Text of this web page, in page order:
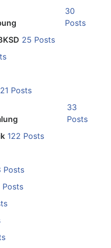
30
Posts
25 Posts
21 Posts
33
Posts
122 Posts
Posts
Posts